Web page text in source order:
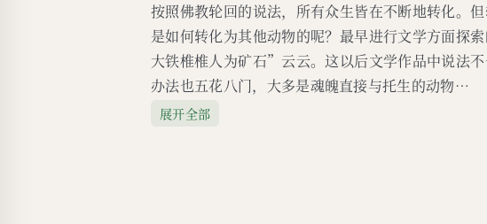
按照佛教轮回的说法，所有众生皆在不断地转化。
是如何转化为其他动物的呢？最早进行文学方面探
大铁椎椎人为矿石”云云。这以后文学作品中说法
办法也五花八门，大多是魂魄直接与托生的动物…
展开全部